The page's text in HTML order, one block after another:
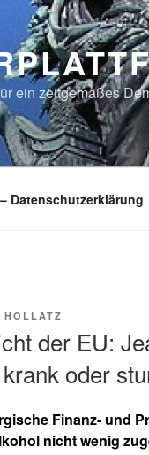
ein zeitgemäßes
Datenschutzerklärung
HOLLATZ
der EU:
oder
Finanz- und
nicht wenig